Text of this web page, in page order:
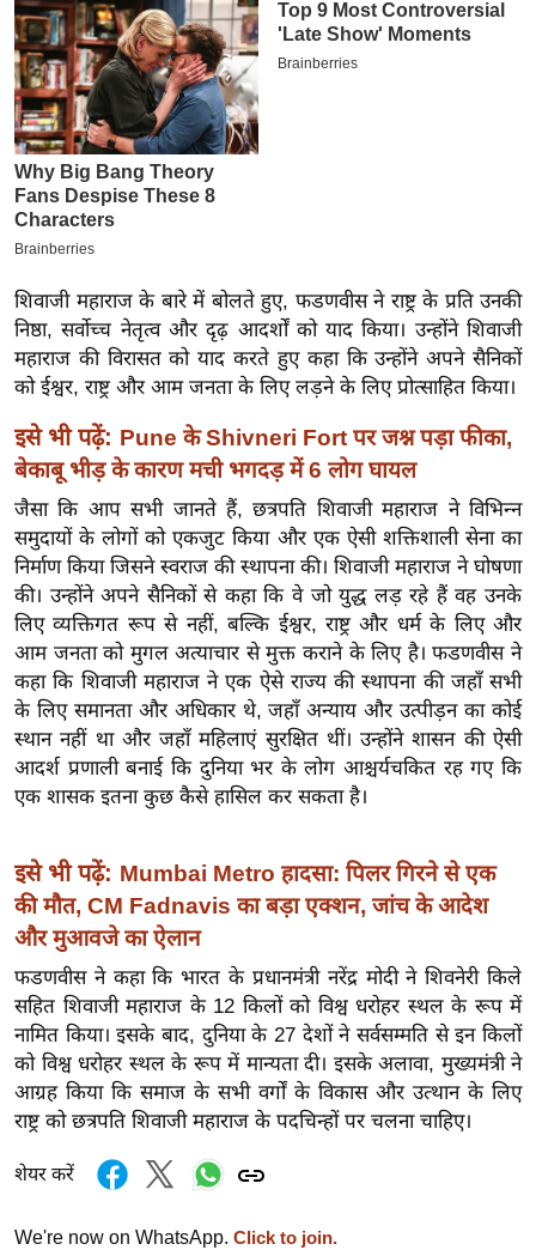
इ
म
ई
-
पे
प
र
मि
सा
ल
बे
सा
ल
श
ख्सि
य
त
यं
ग
इं
डि
या
सा
त्य
ज
ग
ऑ
टो
व
र्ल्ड
न्यू
फ
शिवाजी महाराज के बारे में बोलते हुए, फडणवीस ने राष्ट्र के प्रति उनकी
निष्ठा, सर्वोच्च नेतृत्व और दृढ़ आदर्शों को याद किया। उन्होंने शिवाजी
महाराज की विरासत को याद करते हुए कहा कि उन्होंने अपने सैनिकों
को ईश्वर, राष्ट्र और आम जनता के लिए लड़ने के लिए प्रोत्साहित किया।
इसे भी पढ़ें: Pune के Shivneri Fort पर जश्न पड़ा फीका,
बेकाबू भीड़ के कारण मची भगदड़ में 6 लोग घायल
जैसा कि आप सभी जानते हैं, छत्रपति शिवाजी महाराज ने विभिन्न
समुदायों के लोगों को एकजुट किया और एक ऐसी शक्तिशाली सेना का
निर्माण किया जिसने स्वराज की स्थापना की। शिवाजी महाराज ने घोषणा
की। उन्होंने अपने सैनिकों से कहा कि वे जो युद्ध लड़ रहे हैं वह उनके
लिए व्यक्तिगत रूप से नहीं, बल्कि ईश्वर, राष्ट्र और धर्म के लिए और
आम जनता को मुगल अत्याचार से मुक्त कराने के लिए है। फडणवीस ने
कहा कि शिवाजी महाराज ने एक ऐसे राज्य की स्थापना की जहाँ सभी
के लिए समानता और अधिकार थे, जहाँ अन्याय और उत्पीड़न का कोई
स्थान नहीं था और जहाँ महिलाएं सुरक्षित थीं। उन्होंने शासन की ऐसी
आदर्श प्रणाली बनाई कि दुनिया भर के लोग आश्चर्यचकित रह गए कि
एक शासक इतना कुछ कैसे हासिल कर सकता है।
इसे भी पढ़ें: Mumbai Metro हादसा: पिलर गिरने से एक
की मौत, CM Fadnavis का बड़ा एक्शन, जांच के आदेश
और मुआवजे का ऐलान
फडणवीस ने कहा कि भारत के प्रधानमंत्री नरेंद्र मोदी ने शिवनेरी किले
सहित शिवाजी महाराज के 12 किलों को विश्व धरोहर स्थल के रूप में
नामित किया। इसके बाद, दुनिया के 27 देशों ने सर्वसम्मति से इन किलों
को विश्व धरोहर स्थल के रूप में मान्यता दी। इसके अलावा, मुख्यमंत्री ने
आग्रह किया कि समाज के सभी वर्गों के विकास और उत्थान के लिए
राष्ट्र को छत्रपति शिवाजी महाराज के पदचिन्हों पर चलना चाहिए।
शेयर करें
We're now on WhatsApp. Click to join.